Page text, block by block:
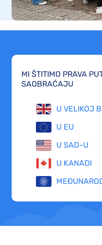
MI ŠTITIMO PRAVA
SAOBRAĆAJU
U VELIKOJ
U EU
U SAD-U
U KANADI